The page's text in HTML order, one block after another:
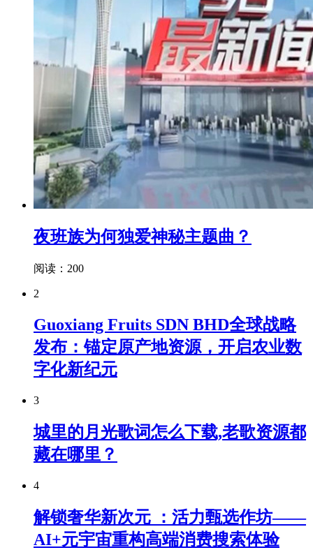
夜班族为何独爱神秘主题曲？
阅读：200
2
Guoxiang Fruits SDN BHD全球战略
发布：锚定原产地资源，开启农业数
字化新纪元
3
城里的月光歌词怎么下载,老歌资源都
藏在哪里？
4
解锁奢华新次元 ：活力甄选作坊——
AI+元宇宙重构高端消费搜索体验